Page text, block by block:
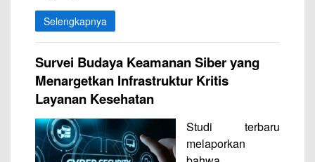
Selengkapnya
Survei Budaya Keamanan Siber yang
Menargetkan Infrastruktur Kritis
Layanan Kesehatan
Studi terbaru
melaporkan